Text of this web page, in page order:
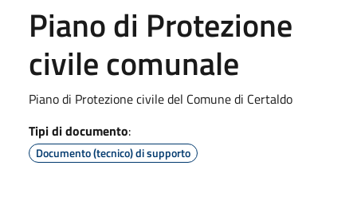
Piano di Protezione
civile comunale
Piano di Protezione civile del Comune di Certaldo
Tipi di documento:
Documento (tecnico) di supporto